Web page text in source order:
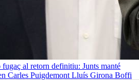
al retorn definitiu: Junts manté
Carles Puigdemont Lluís Girona Boffi